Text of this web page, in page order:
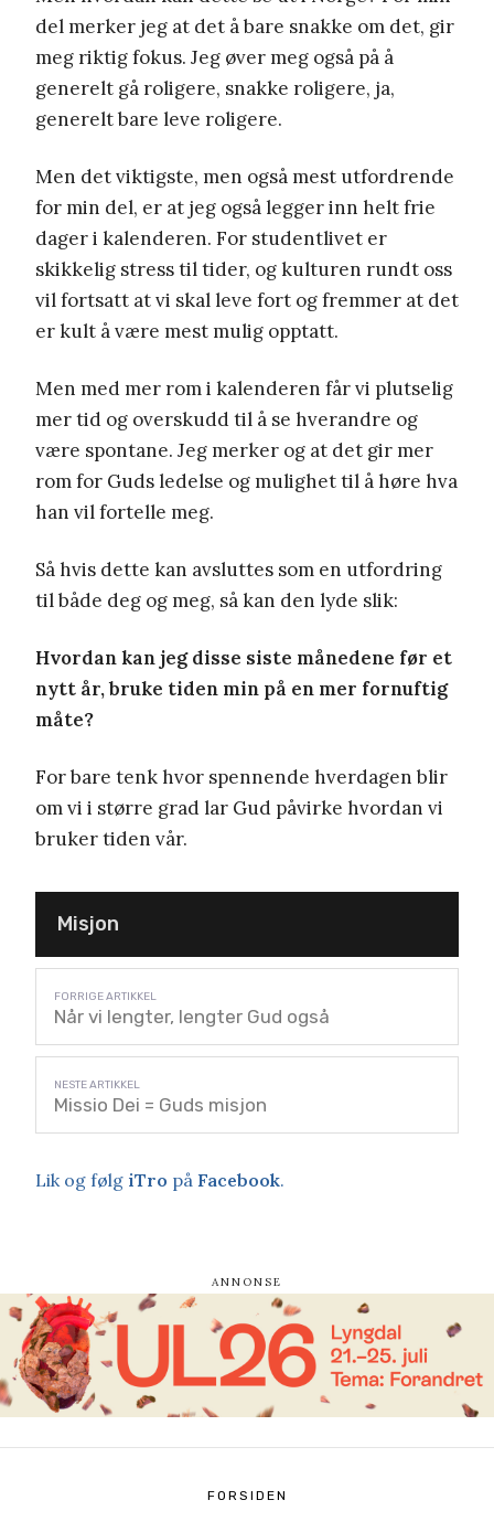
del merker jeg at det å bare snakke om det, gir
meg riktig fokus. Jeg øver meg også på å
generelt gå roligere, snakke roligere, ja,
generelt bare leve roligere.
Men det viktigste, men også mest utfordrende
for min del, er at jeg også legger inn helt frie
dager i kalenderen. For studentlivet er
skikkelig stress til tider, og kulturen rundt oss
vil fortsatt at vi skal leve fort og fremmer at det
er kult å være mest mulig opptatt.
Men med mer rom i kalenderen får vi plutselig
mer tid og overskudd til å se hverandre og
være spontane. Jeg merker og at det gir mer
rom for Guds ledelse og mulighet til å høre hva
han vil fortelle meg.
Så hvis dette kan avsluttes som en utfordring
til både deg og meg, så kan den lyde slik:
Hvordan kan jeg disse siste månedene før et
nytt år, bruke tiden min på en mer fornuftig
måte?
For bare tenk hvor spennende hverdagen blir
om vi i større grad lar Gud påvirke hvordan vi
bruker tiden vår.
Misjon
Når vi lengter, lengter Gud også
Missio Dei = Guds misjon
Lik og følg iTro på Facebook.
FORSIDEN